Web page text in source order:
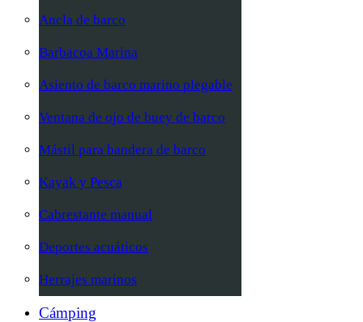
Ancla de barco
Barbacoa Marina
Asiento de barco marino plegable
Ventana de ojo de buey de barco
Mástil para bandera de barco
Kayak y Pesca
Cabrestante manual
Deportes acuáticos
Herrajes marinos
Cámping